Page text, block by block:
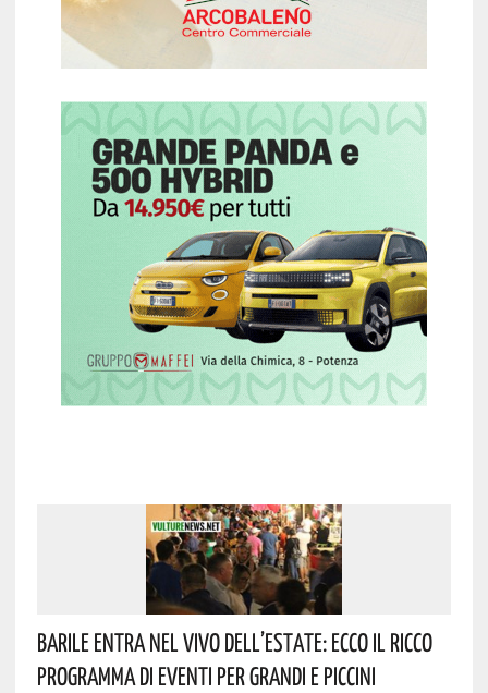
Barile Entra Nel Vivo Dell’estate: Ecco Il Ricco
Programma Di Eventi Per Grandi E Piccini